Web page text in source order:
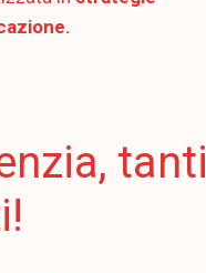
tanti